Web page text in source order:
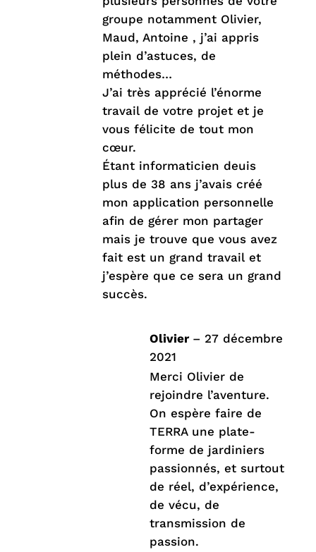
groupe notamment Olivier,
Maud, Antoine , j’ai appris
plein d’astuces, de
méthodes…
J’ai très apprécié l’énorme
travail de votre projet et je
vous félicite de tout mon
cœur.
Étant informaticien deuis
plus de 38 ans j’avais créé
mon application personnelle
afin de gérer mon partager
mais je trouve que vous avez
fait est un grand travail et
j’espère que ce sera un grand
succès.
Olivier – 27 décembre
2021
Merci Olivier de
rejoindre l’aventure.
On espère faire de
TERRA une plate-
forme de jardiniers
passionnés, et surtout
de réel, d’expérience,
de vécu, de
transmission de
passion.